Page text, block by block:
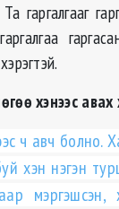
гаргалгааг
хэнээс авах
ч авч болно.
хэн нэгэн